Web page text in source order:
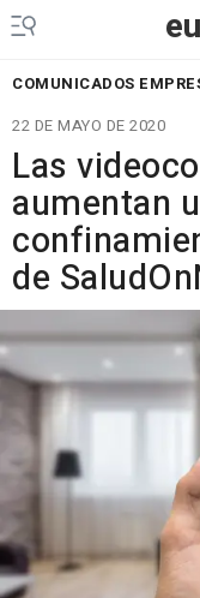
COMUNICADOS
22 DE MAYO DE 2020
Las
aumentan
de